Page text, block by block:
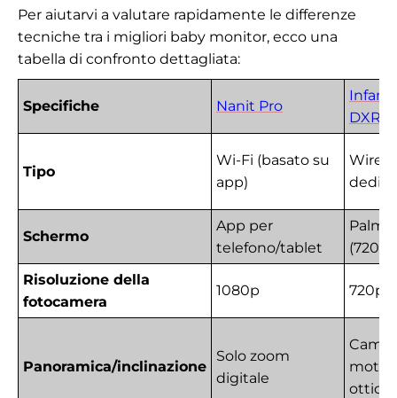
Per aiutarvi a valutare rapidamente le differenze
tecniche tra i migliori baby monitor, ecco una
tabella di confronto dettagliata:
Specifiche Nanit Pro
Infant
DXR-
Tipo
Wi-Fi (basato su
app)
Schermo
App per
telefono/tablet
(720p)
Risoluzione della
fotocamera
1080p 720p
Panoramica/inclinazione
Solo zoom
digitale
ottico